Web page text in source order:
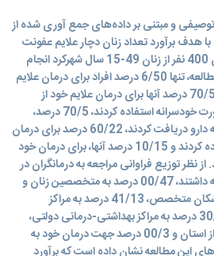
و مبتنی بر داده‌های جمع آوری شده از
هدف برآورد تعداد زنان دچار علایم عفونت
های آمیزشی در شهرکرد بر روی 400 نفر از زنان 49-15 سال شهرکرد انجام
شد. بر اساس یافته های این مطالعه، تنها 6/50 درصد افراد برای درمان علایم
خود به پزشک مراجعه داشتند، 70/5 درصد آنها برای درمان علایم خود از
داروهای موجود در منزل به صورت خودسرانه استفاده کردند، 70/5 درصد،
بدون ویزیت پزشک از داروخانه دارو دریافت کردند، 60/22 درصد برای درمان
خود از روش های سنتی استفاده کردند و 10/15 درصد آنها، برای درمان خود
نظر توزیع فراوانی مراجعه به درمانگران در
بین افرادی که به پزشک مراجعه داشتند، 00/47 درصد به متخصصین زنان و
زایمان، 00/14 درصد سایر پزشکان متخصص، 41/13 درصد به مراکز
بهداشتی درمانی خصوصی، 30/7 درصد به مراکز بهداشتی-درمانی دولتی،
50/5 درصد به پزشکان خارج از استان و 00/3 درصد جهت درمان خود به
این مطالعه نشان داده است که برآورد